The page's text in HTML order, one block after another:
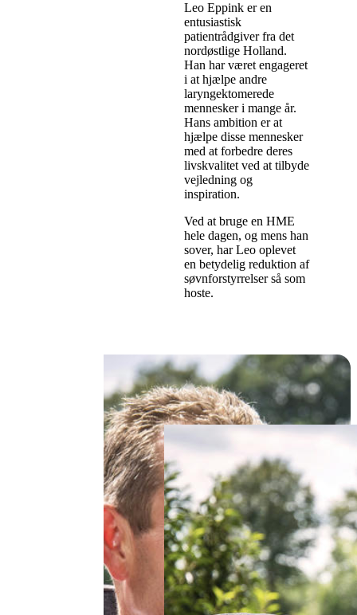
Leo Eppink er en
entusiastisk
patientrådgiver fra det
nordøstlige Holland.
Han har været engageret
i at hjælpe andre
laryngektomerede
mennesker i mange år.
Hans ambition er at
hjælpe disse mennesker
med at forbedre deres
livskvalitet ved at tilbyde
vejledning og
inspiration.
Ved at bruge en HME
hele dagen, og mens han
sover, har Leo oplevet
en betydelig reduktion af
søvnforstyrrelser så som
hoste.